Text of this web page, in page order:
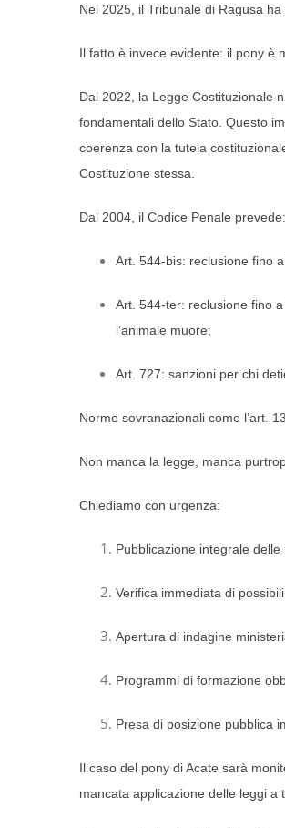
Nel 2025, il Tribunale di Ragusa ha
Il fatto è invece evidente: il pony è
Dal 2022, la Legge Costituzionale
fondamentali dello Stato. Questo
coerenza con la tutela
Costituzione stessa.
Dal 2004, il Codice Penale prevede:
Art. 544-bis: reclusione fino
Art. 544-ter: reclusione fino
l’animale muore;
Art. 727: sanzioni per chi
Norme sovranazionali come l’art.
Non manca la legge, manca
Chiediamo con urgenza:
Pubblicazione integrale
Verifica immediata di
Apertura di indagine
Programmi di formazione
Presa di posizione pubblica
Il caso del pony di Acate sarà
mancata applicazione delle leggi a